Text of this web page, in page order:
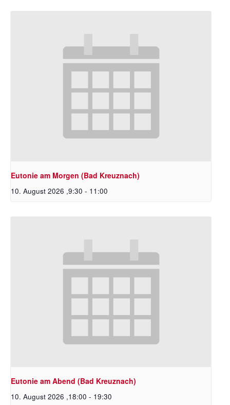
Eutonie am Morgen (Bad Kreuznach)
10. August 2026 ,9:30 - 11:00
Eutonie am Abend (Bad Kreuznach)
10. August 2026 ,18:00 - 19:30